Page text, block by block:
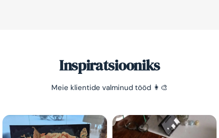
Inspiratsiooniks
Meie klientide valminud tööd 👩‍🎨
Olen tutvunud Maalihobi.ee privaatsuspoliitikaga ja
Maalihobi.eePrivaatsuspoliitika